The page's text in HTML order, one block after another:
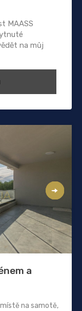
MAASS
na můj
a
na samotě,